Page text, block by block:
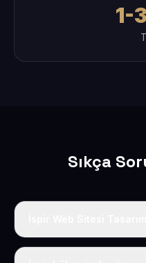
1-
Sıkça
Tek fiyat uygulanır: yıllık